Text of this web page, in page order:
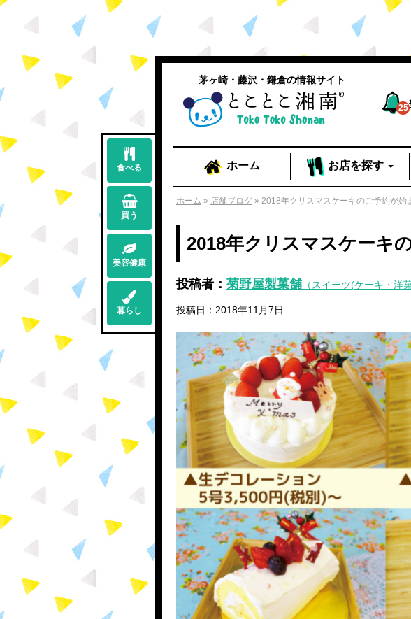
食べる
買う
美容健康
暮らし
25
茅ヶ崎・藤沢・鎌倉の情報サイト
ホーム お店を探す
ホーム » 店舗ブログ » 2018年クリスマスケーキのご予約が始
2018年クリスマスケーキ
投稿者： 菊野屋製菓舗 （スイーツ(ケーキ・洋
投稿日：2018年11月7日